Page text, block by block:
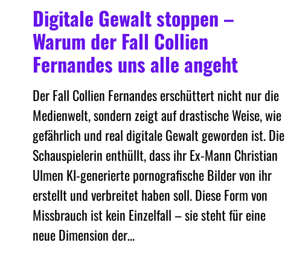
Digitale Gewalt stoppen –
Warum der Fall Collien
Fernandes uns alle angeht
Der Fall Collien Fernandes erschüttert nicht nur die
Medienwelt, sondern zeigt auf drastische Weise, wie
gefährlich und real digitale Gewalt geworden ist. Die
Schauspielerin enthüllt, dass ihr Ex-Mann Christian
Ulmen KI-generierte pornografische Bilder von ihr
erstellt und verbreitet haben soll. Diese Form von
Missbrauch ist kein Einzelfall – sie steht für eine
neue Dimension der…